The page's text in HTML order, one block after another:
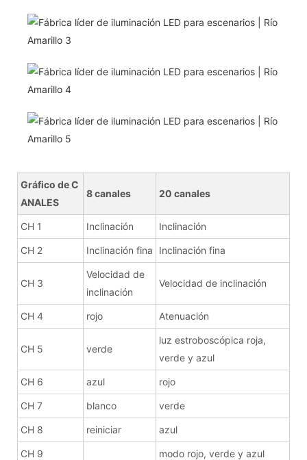
Gráfico de C
ANALES
8 canales 20 canales
CH 1 Inclinación Inclinación
CH 2 Inclinación fina Inclinación fina
CH 3
Velocidad de
inclinación
Velocidad de inclinación
CH 4 rojo Atenuación
CH 5 verde
luz estroboscópica roja,
verde y azul
CH 6 azul rojo
CH 7 blanco verde
CH 8 reiniciar azul
CH 9 modo rojo, verde y azul